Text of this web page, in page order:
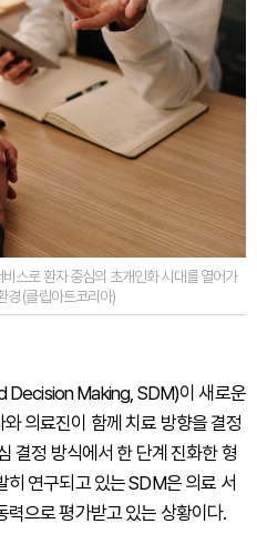
스로 환자 중심의 초개인화 시대를 열어가
경 (클립아트코리아)
Decision Making, SDM)이 새로운
의료진이 함께 치료 방향을 결정
결정 방식에서 한 단계 진화한 형
히 연구되고 있는 SDM은 의료 서
력으로 평가받고 있는 상황이다.